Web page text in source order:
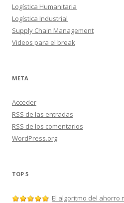
Logística Humanitaria
Logística Industrial
Supply Chain Management
Videos para el break
META
Acceder
RSS de las entradas
RSS de los comentarios
WordPress.org
TOP 5
El algoritmo del ahorro